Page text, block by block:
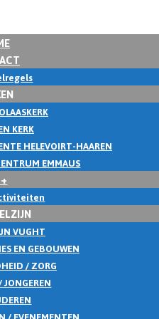
KERK
HELEVOIRT-HAAREN
EMMAUS
VUGHT
EN GEBOUWEN
/ ZORG
JONGEREN